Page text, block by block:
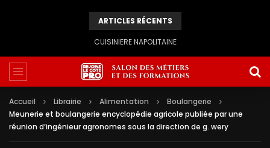
ARTICLES RÉCENTS
CUISINIERE NAPOLITAINE
Accueil Librairie Alimentation
Boulangerie
Meunerie et boulangerie encyclopédie agricole publiée par une
réunion d’ingénieur agronomes sous la direction de g. wery